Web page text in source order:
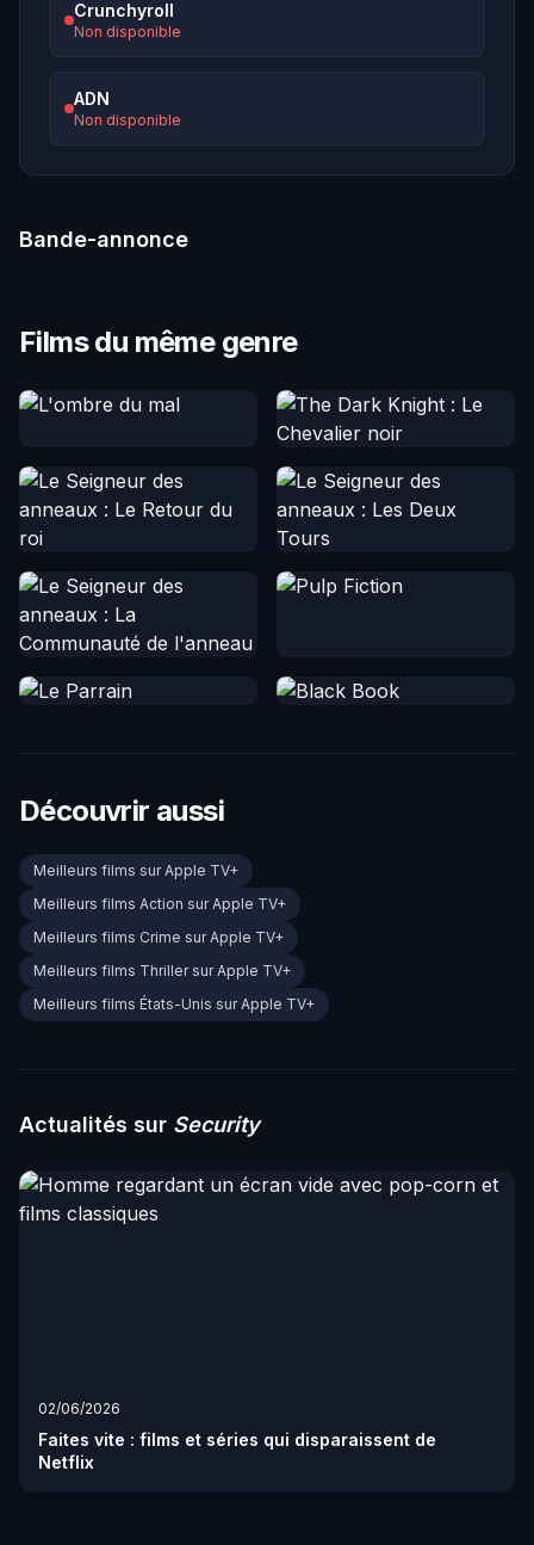
Crunchyroll
Non disponible
ADN
Non disponible
Bande-annonce
Films du même genre
Découvrir aussi
Meilleurs films sur Apple TV+
Meilleurs films Action sur Apple TV+
Meilleurs films Crime sur Apple TV+
Meilleurs films Thriller sur Apple TV+
Meilleurs films États-Unis sur Apple TV+
Actualités sur Security
02/06/2026
Faites vite : films et séries qui disparaissent de
Netflix